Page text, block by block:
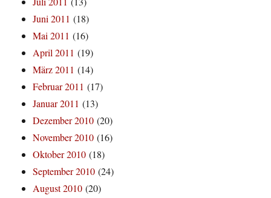
Juni 2011 (18)
Mai 2011 (16)
April 2011 (19)
März 2011 (14)
Februar 2011 (17)
Januar 2011 (13)
Dezember 2010 (20)
November 2010 (16)
Oktober 2010 (18)
September 2010 (24)
August 2010 (20)